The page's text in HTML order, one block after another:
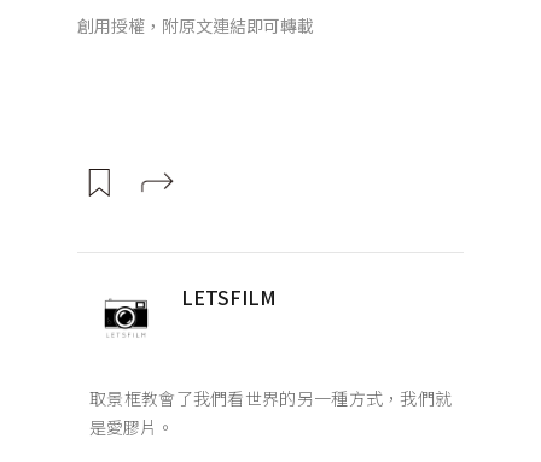
創用授權，附原文連結即可轉載
LETSFILM
取景框教會了我們看世界的另一種方式，我們就
是愛膠片。